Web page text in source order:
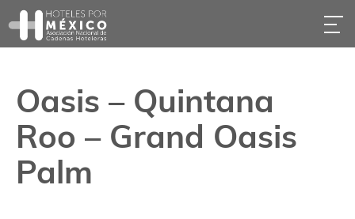
Oasis – Quintana
Roo – Grand Oasis
Palm